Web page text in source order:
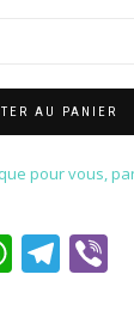
AU PANIER
pour vous,